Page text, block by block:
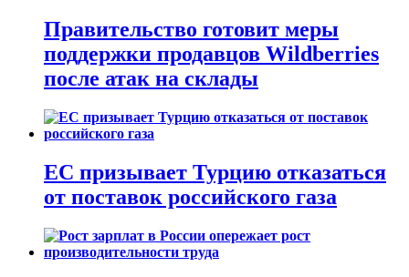
Правительство готовит меры
поддержки продавцов Wildberries
после атак на склады
ЕС призывает Турцию отказаться
от поставок российского газа